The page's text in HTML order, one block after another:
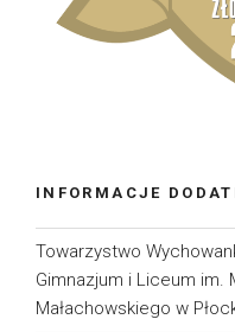
INFORMACJE
Towarzystwo
Gimnazjum i Liceum im.
Małachowskiego w